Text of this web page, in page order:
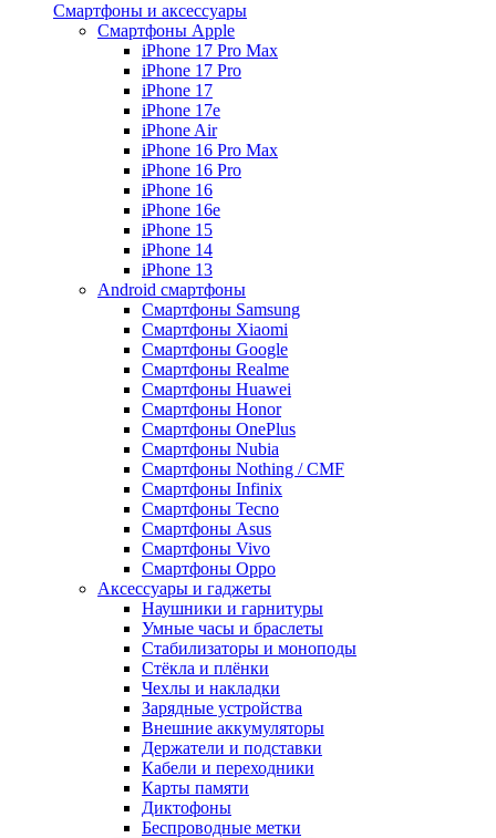
Смартфоны и аксессуары
Смартфоны Apple
iPhone 17 Pro Max
iPhone 17 Pro
iPhone 17
iPhone 17e
iPhone Air
iPhone 16 Pro Max
iPhone 16 Pro
iPhone 16
iPhone 16e
iPhone 15
iPhone 14
iPhone 13
Android cмартфоны
Смартфоны Samsung
Смартфоны Xiaomi
Смартфоны Google
Смартфоны Realme
Смартфоны Huawei
Смартфоны Honor
Смартфоны OnePlus
Смартфоны Nubia
Смартфоны Nothing / CMF
Смартфоны Infinix
Смартфоны Tecno
Смартфоны Asus
Смартфоны Vivo
Смартфоны Oppo
Аксессуары и гаджеты
Наушники и гарнитуры
Умные часы и браслеты
Стабилизаторы и моноподы
Стёкла и плёнки
Чехлы и накладки
Зарядные устройства
Внешние аккумуляторы
Держатели и подставки
Кабели и переходники
Карты памяти
Диктофоны
Беспроводные метки